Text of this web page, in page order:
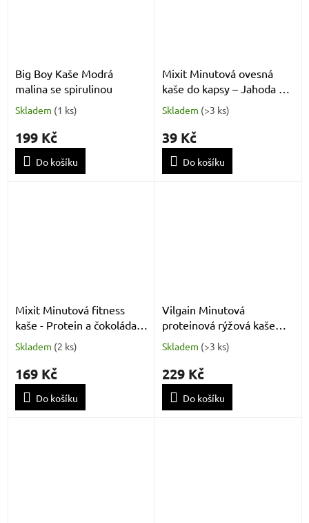
Big Boy Kaše Modrá
malina se spirulinou
Skladem (1 ks)
199 Kč
Do košíku
Mixit Minutová ovesná
kaše do kapsy – Jahoda a
malina 60g
Skladem (>3 ks)
39 Kč
Do košíku
Mixit Minutová fitness
kaše - Protein a čokoláda
320g
Skladem (2 ks)
169 Kč
Do košíku
Vilgain Minutová
proteinová rýžová kaše
mléčná rýže 800 g
Skladem (>3 ks)
229 Kč
Do košíku